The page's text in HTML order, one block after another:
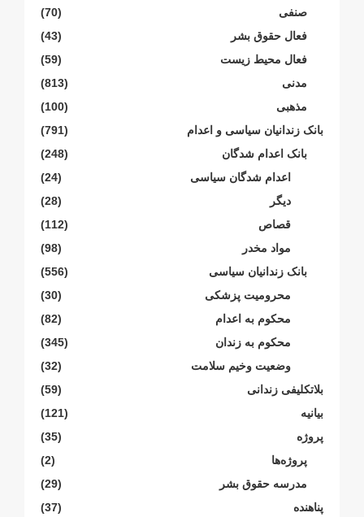
صنفی
(70)
فعال حقوق بشر
(43)
فعال محیط زیست
(59)
مدنی
(813)
مذهبی
(100)
بانک زندانیان سیاسی و اعدام
(791)
بانک اعدام شدگان
(248)
اعدام شدگان سیاسی
(24)
دیگر
(28)
قصاص
(112)
مواد مخدر
(98)
بانک زندانیان سیاسی
(556)
محرومیت پزشکی
(30)
محکوم بە اعدام
(82)
محکوم بە زندان
(345)
وضعیت وخیم سلامت
(32)
بلاتکلیفی زندانی
(59)
بیانیە
(121)
پروژە
(35)
پروژەها
(2)
مدرسە حقوق بشر
(29)
پناهنده
(37)